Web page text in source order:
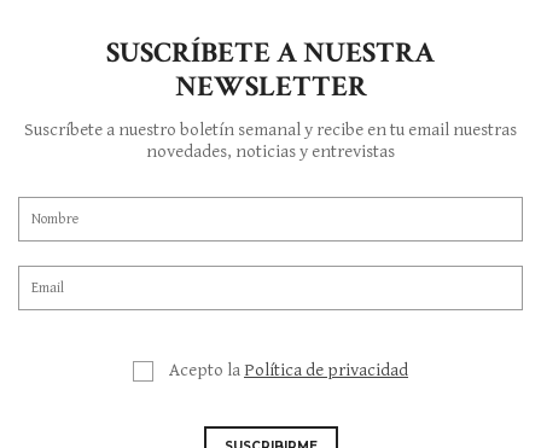
SUSCRÍBETE A NUESTRA
NEWSLETTER
Suscríbete a nuestro boletín semanal y recibe en tu email nuestras
novedades, noticias y entrevistas
Acepto la Política de privacidad